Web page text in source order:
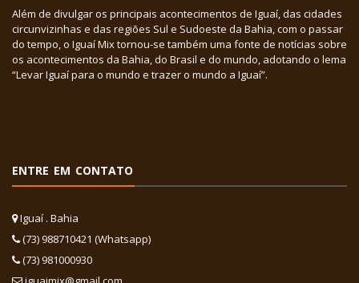
Além de divulgar os principais acontecimentos de Iguaí, das cidades
circunvizinhas e das regiões Sul e Sudoeste da Bahia, com o passar
do tempo, o Iguaí Mix tornou-se também uma fonte de notícias sobre
os acontecimentos da Bahia, do Brasil e do mundo, adotando o lema
“Levar Iguaí para o mundo e trazer o mundo a Iguaí”.
ENTRE EM CONTATO
Iguaí . Bahia
(73) 988710421 (Whatsapp)
(73) 981000930